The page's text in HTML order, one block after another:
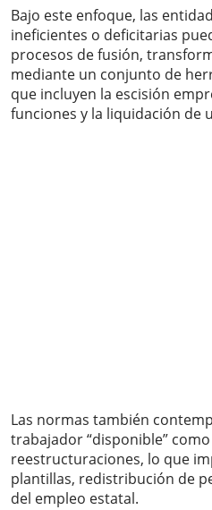
Bajo este enfoque, las
ineficientes o deficitarias
procesos de fusión,
mediante un conjunto de
que incluyen la escisión
funciones y la liquidación de
Las normas también
trabajador “disponible”
reestructuraciones, lo que
plantillas, redistribución de
del empleo estatal.